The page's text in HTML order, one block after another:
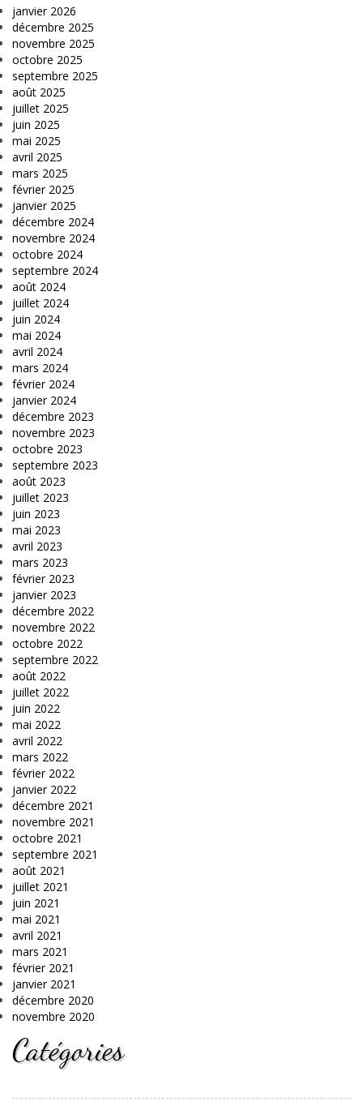
janvier 2026
décembre 2025
novembre 2025
octobre 2025
septembre 2025
août 2025
juillet 2025
juin 2025
mai 2025
avril 2025
mars 2025
février 2025
janvier 2025
décembre 2024
novembre 2024
octobre 2024
septembre 2024
août 2024
juillet 2024
juin 2024
mai 2024
avril 2024
mars 2024
février 2024
janvier 2024
décembre 2023
novembre 2023
octobre 2023
septembre 2023
août 2023
juillet 2023
juin 2023
mai 2023
avril 2023
mars 2023
février 2023
janvier 2023
décembre 2022
novembre 2022
octobre 2022
septembre 2022
août 2022
juillet 2022
juin 2022
mai 2022
avril 2022
mars 2022
février 2022
janvier 2022
décembre 2021
novembre 2021
octobre 2021
septembre 2021
août 2021
juillet 2021
juin 2021
mai 2021
avril 2021
mars 2021
février 2021
janvier 2021
décembre 2020
novembre 2020
Catégories